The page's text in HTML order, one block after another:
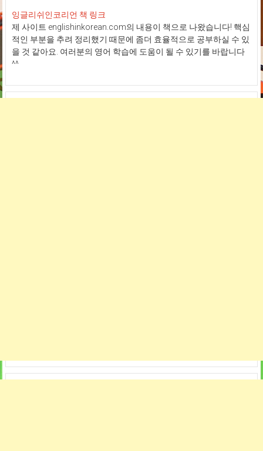
잉글리쉬인코리언 책 링크
제 사이트 englishinkorean.com의 내용이 책으로 나왔습니다! 핵심
적인 부분을 추려 정리했기 때문에 좀더 효율적으로 공부하실 수 있
을 것 같아요. 여러분의 영어 학습에 도움이 될 수 있기를 바랍니다
^^